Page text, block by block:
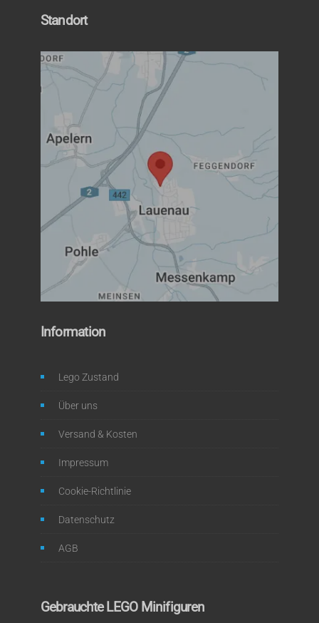
Standort
Information
Lego Zustand
Über uns
Versand & Kosten
Impressum
Cookie-Richtlinie
Datenschutz
AGB
Gebrauchte LEGO Minifiguren